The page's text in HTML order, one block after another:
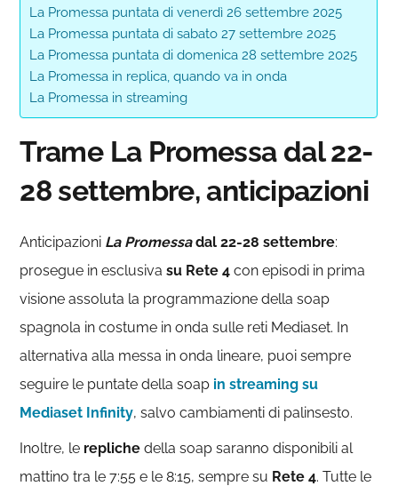
La Promessa puntata di venerdì 26 settembre 2025
La Promessa puntata di sabato 27 settembre 2025
La Promessa puntata di domenica 28 settembre 2025
La Promessa in replica, quando va in onda
La Promessa in streaming
Trame La Promessa dal 22-
28 settembre, anticipazioni
Anticipazioni La Promessadal 22-28 settembre:
prosegue in esclusivasu Rete 4 con episodi in prima
visione assoluta la programmazione della soap
spagnola in costume in onda sulle reti Mediaset. In
alternativa alla messa in onda lineare, puoi sempre
seguire le puntate della soap in streaming su
Mediaset Infinity, salvo cambiamenti di palinsesto.
Inoltre, le repliche della soap saranno disponibili al
mattino tra le 7:55 e le 8:15, sempre su Rete 4. Tutte le